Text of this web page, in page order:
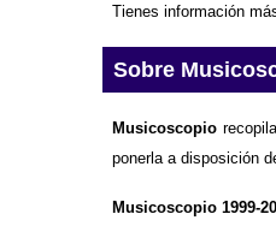
Tienes información
Sobre
Musicoscopio
ponerla a disposición
Musicoscopio 1999-